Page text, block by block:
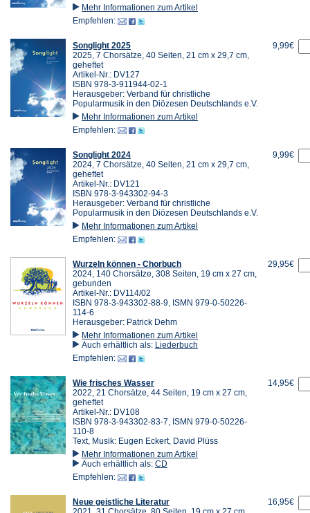
Mehr Informationen zum Artikel
Empfehlen:
Songlight 2025
2025, 7 Chorsätze, 40 Seiten, 21 cm x 29,7 cm,
geheftet
Artikel-Nr.: DV127
ISBN 978-3-911944-02-1
Herausgeber: Verband für christliche
Popularmusik in den Diözesen Deutschlands e.V.
Mehr Informationen zum Artikel
Empfehlen:
9,99€
Songlight 2024
2024, 7 Chorsätze, 40 Seiten, 21 cm x 29,7 cm,
geheftet
Artikel-Nr.: DV121
ISBN 978-3-943302-94-3
Herausgeber: Verband für christliche
Popularmusik in den Diözesen Deutschlands e.V.
Mehr Informationen zum Artikel
Empfehlen:
9,99€
Wurzeln können - Chorbuch
2024, 140 Chorsätze, 308 Seiten, 19 cm x 27 cm,
gebunden
Artikel-Nr.: DV114/02
ISBN 978-3-943302-88-9, ISMN 979-0-50226-
114-6
Herausgeber: Patrick Dehm
Mehr Informationen zum Artikel
Auch erhältlich als: Liederbuch
Empfehlen:
29,95€
Wie frisches Wasser
2022, 21 Chorsätze, 44 Seiten, 19 cm x 27 cm,
geheftet
Artikel-Nr.: DV108
ISBN 978-3-943302-83-7, ISMN 979-0-50226-
110-8
Text, Musik: Eugen Eckert, David Plüss
Mehr Informationen zum Artikel
Auch erhältlich als: CD
Empfehlen:
14,95€
Neue geistliche Literatur
16,95€